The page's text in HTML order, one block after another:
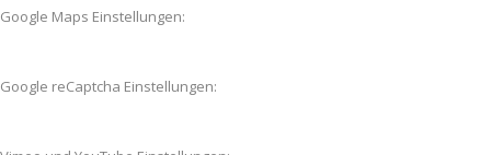
Google Maps Einstellungen:
Google reCaptcha Einstellungen: